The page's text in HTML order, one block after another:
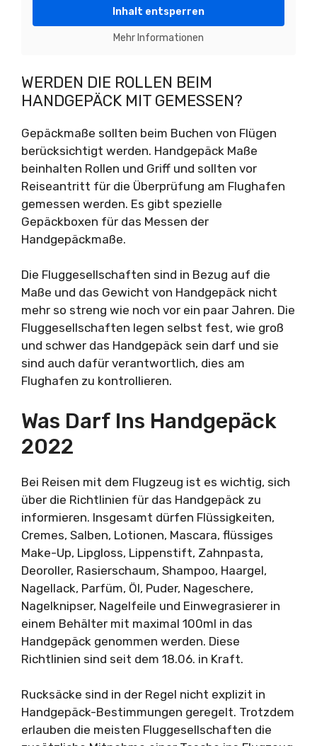
Inhalt entsperren
Mehr Informationen
WERDEN DIE ROLLEN BEIM
HANDGEPÄCK MIT GEMESSEN?
Gepäckmaße sollten beim Buchen von Flügen
berücksichtigt werden. Handgepäck Maße
beinhalten Rollen und Griff und sollten vor
Reiseantritt für die Überprüfung am Flughafen
gemessen werden. Es gibt spezielle
Gepäckboxen für das Messen der
Handgepäckmaße.
Die Fluggesellschaften sind in Bezug auf die
Maße und das Gewicht von Handgepäck nicht
mehr so streng wie noch vor ein paar Jahren. Die
Fluggesellschaften legen selbst fest, wie groß
und schwer das Handgepäck sein darf und sie
sind auch dafür verantwortlich, dies am
Flughafen zu kontrollieren.
Was Darf Ins Handgepäck
2022
Bei Reisen mit dem Flugzeug ist es wichtig, sich
über die Richtlinien für das Handgepäck zu
informieren. Insgesamt dürfen Flüssigkeiten,
Cremes, Salben, Lotionen, Mascara, flüssiges
Make-Up, Lipgloss, Lippenstift, Zahnpasta,
Deoroller, Rasierschaum, Shampoo, Haargel,
Nagellack, Parfüm, Öl, Puder, Nageschere,
Nagelknipser, Nagelfeile und Einwegrasierer in
einem Behälter mit maximal 100ml in das
Handgepäck genommen werden. Diese
Richtlinien sind seit dem 18.06. in Kraft.
Rucksäcke sind in der Regel nicht explizit in
Handgepäck-Bestimmungen geregelt. Trotzdem
erlauben die meisten Fluggesellschaften die